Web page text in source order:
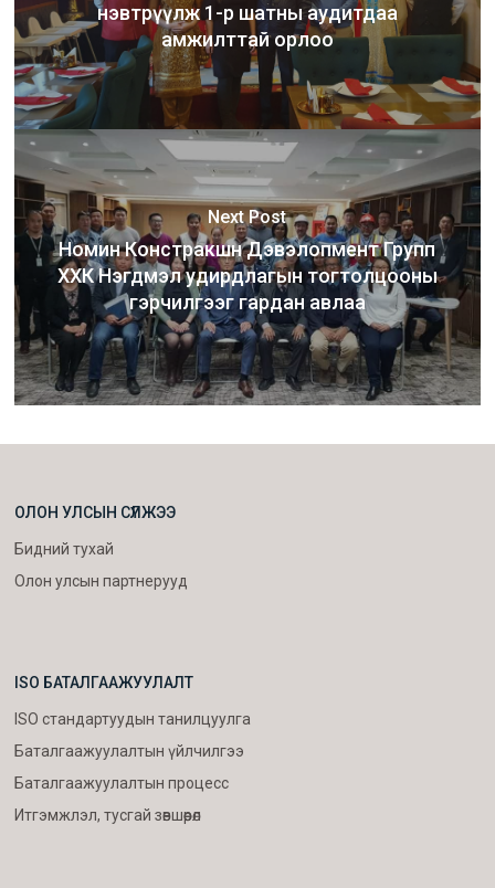
нэвтрүүлж 1-р шатны аудитдаа
амжилттай орлоо
Next Post
Номин Констракшн Дэвэлопмент Групп
ХХК Нэгдмэл удирдлагын тогтолцооны
гэрчилгээг гардан авлаа
ОЛОН УЛСЫН СҮЛЖЭЭ
Бидний тухай
Олон улсын партнерууд
ISO БАТАЛГААЖУУЛАЛТ
ISO стандартуудын танилцуулга
Баталгаажуулалтын үйлчилгээ
Баталгаажуулалтын процесс
Итгэмжлэл, тусгай зөвшөөрөл